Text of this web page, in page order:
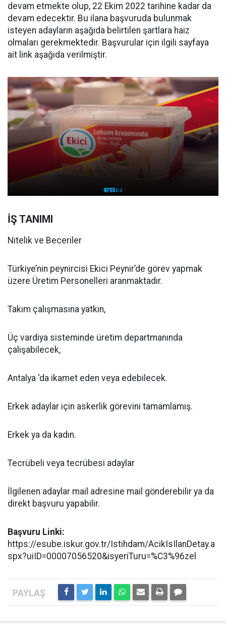
devam etmekte olup, 22 Ekim 2022 tarihine kadar da
devam edecektir. Bu ilana başvuruda bulunmak
isteyen adayların aşağıda belirtilen şartlara haiz
olmaları gerekmektedir. Başvurular için ilgili sayfaya
ait link aşağıda verilmiştir.
İŞ TANIMI
Nitelik ve Beceriler
Türkiye’nin peynircisi Ekici Peynir’de görev yapmak
üzere Üretim Personelleri aranmaktadır.
Takım çalışmasına yatkın,
Üç vardiya sisteminde üretim departmanında
çalışabilecek,
Antalya ‘da ikamet eden veya edebilecek.
Erkek adaylar için askerlik görevini tamamlamış.
Erkek ya da kadın.
Tecrübeli veya tecrübesi adaylar
İlgilenen adaylar mail adresine mail gönderebilir ya da
direkt başvuru yapabilir.
Başvuru Linki:
https://esube.iskur.gov.tr/Istihdam/AcikIsIlanDetay.a
spx?uiID=00007056520&isyeriTuru=%C3%96zel